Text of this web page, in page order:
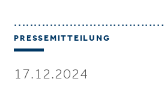
PRESSEMITTEILUNG
17.12.2024